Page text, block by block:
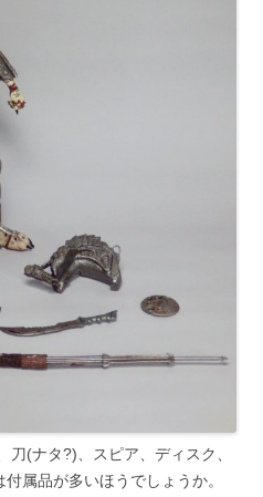
(ナタ?)、スピア、ディスク、
属品が多いほうでしょうか。